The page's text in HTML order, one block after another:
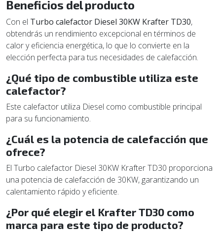
Beneficios del producto
Con el Turbo calefactor Diesel 30KW Krafter TD30,
obtendrás un rendimiento excepcional en términos de
calor y eficiencia energética, lo que lo convierte en la
elección perfecta para tus necesidades de calefacción.
¿Qué tipo de combustible utiliza este
calefactor?
Este calefactor utiliza Diesel como combustible principal
para su funcionamiento.
¿Cuál es la potencia de calefacción que
ofrece?
El Turbo calefactor Diesel 30KW Krafter TD30 proporciona
una potencia de calefacción de 30KW, garantizando un
calentamiento rápido y eficiente.
¿Por qué elegir el Krafter TD30 como
marca para este tipo de producto?